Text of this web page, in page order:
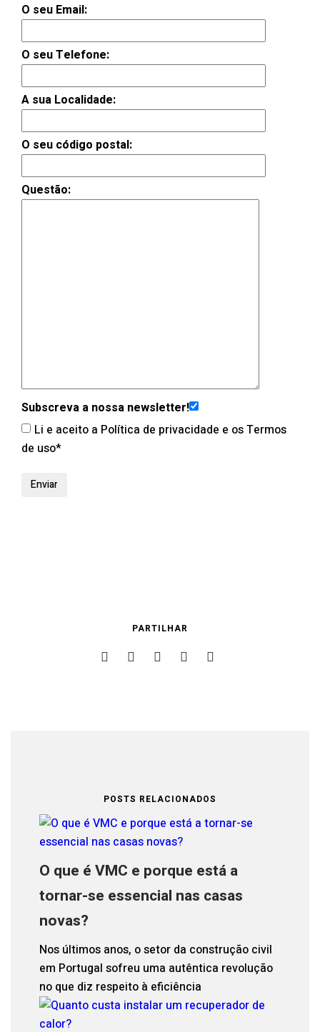
O seu Email:
O seu Telefone:
A sua Localidade:
O seu código postal:
Questão:
Subscreva a nossa newsletter!
Li e aceito a Política de privacidade e os Termos
de uso*
PARTILHAR
POSTS RELACIONADOS
O que é VMC e porque está a
tornar-se essencial nas casas
novas?
Nos últimos anos, o setor da construção civil
em Portugal sofreu uma autêntica revolução
no que diz respeito à eficiência